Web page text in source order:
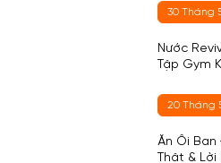
30 Tháng
Nước
Tập Gym
20 Tháng
Ăn Ổi
Thật &